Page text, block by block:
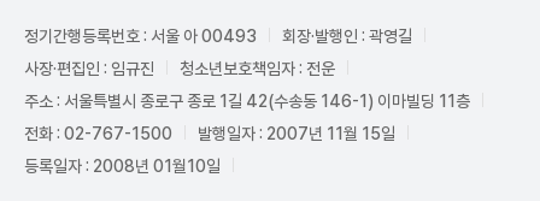
정기간행등록번호 : 서울 아 00493
회장·발행인 : 곽영길
사장·편집인 : 임규진
청소년보호책임자 : 전운
주소 : 서울특별시 종로구 종로 1길 42(수송동 146-1) 이마빌딩 11층
전화 : 02-767-1500
발행일자 : 2007년 11월 15일
등록일자 : 2008년 01월10일